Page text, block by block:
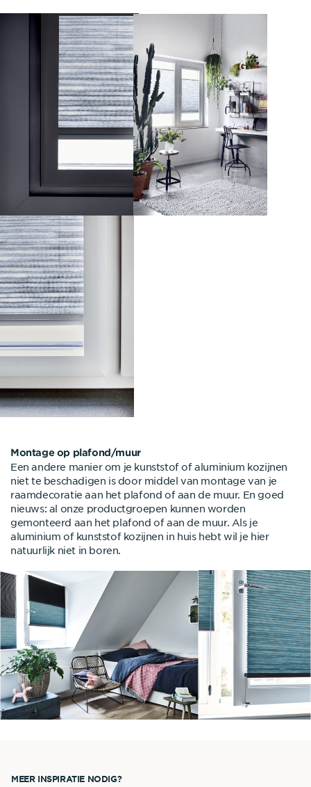
Montage op plafond/muur
Een andere manier om je kunststof of aluminium kozijnen
niet te beschadigen is door middel van montage van je
raamdecoratie aan het plafond of aan de muur. En goed
nieuws: al onze productgroepen kunnen worden
gemonteerd aan het plafond of aan de muur. Als je
aluminium of kunststof kozijnen in huis hebt wil je hier
natuurlijk niet in boren.
MEER INSPIRATIE NODIG?